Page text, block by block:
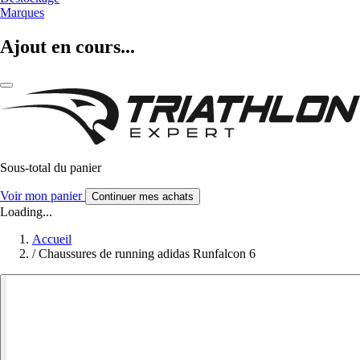
Marques
Ajout en cours...
Sous-total du panier
Voir mon panier Continuer mes achats
Loading...
Accueil
/ Chaussures de running adidas Runfalcon 6